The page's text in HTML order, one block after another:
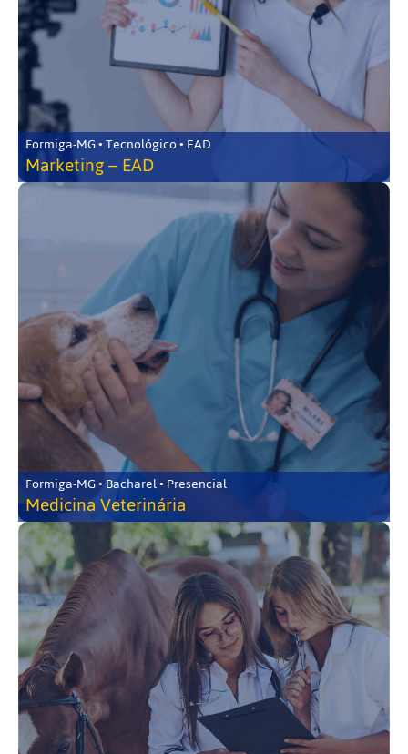
Formiga-MG • Tecnológico • EAD
Marketing – EAD
Formiga-MG • Bacharel • Presencial
Medicina Veterinária